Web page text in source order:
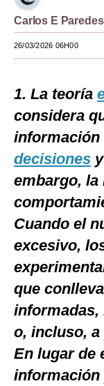
Lujo
Viajes
Moda
Estilos
Mundo
EEUU
España
Internacional
Club del Suscriptor
Mix
G de Gestión
Notas Contratadas
Carlos E Paredes
26/03/2026 06H00
1. La teoría
considera
información
decisiones
embargo, la
Cuando el
excesivo,
que
o, incluso,
En lugar de
información